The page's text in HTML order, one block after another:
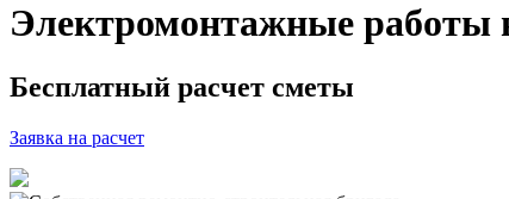
Электромонтажные работы
Бесплатный расчет сметы
Заявка на расчет